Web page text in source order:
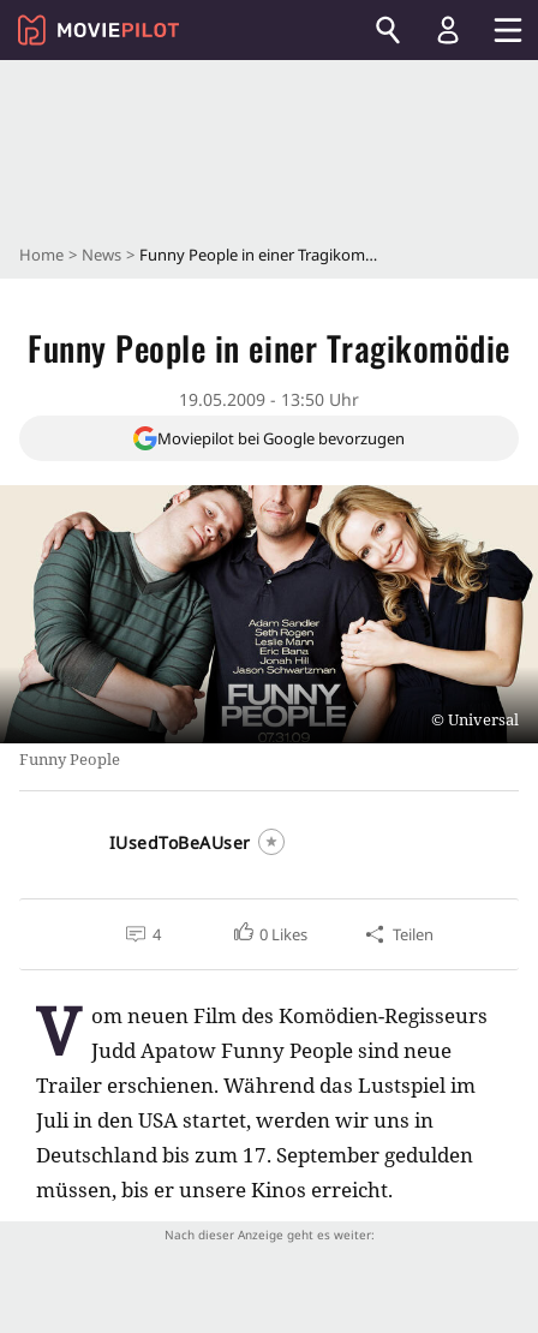
Home News Funny People in einer Tragikomödie
Funny People in einer Tragikomödie
19.05.2009 - 13:50 Uhr
Moviepilot bei Google bevorzugen
Universal
Funny People
IUsedToBeAUser
4 0 Likes Teilen
V om neuen Film des Komödien-Regisseurs
Judd Apatow Funny People sind neue
Trailer erschienen. Während das Lustspiel im
Juli in den USA startet, werden wir uns in
Deutschland bis zum 17. September gedulden
müssen, bis er unsere Kinos erreicht.